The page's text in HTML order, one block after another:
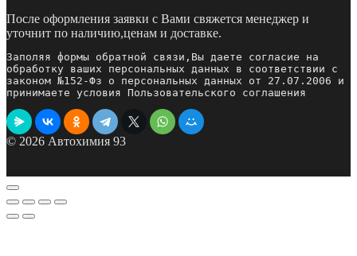
После оформления заявки с Вами свяжется менеджер и
уточнит по наличию,ценам и доставке.
Заполяя формы обратной связи,Вы даете согласие на
обработку ваших персональных данных в соответствии с
законом №152-Фз о персональных данных от 27.07.2006 и
принимаете условия Пользовательского соглашения
© 2026 Автохимия 93